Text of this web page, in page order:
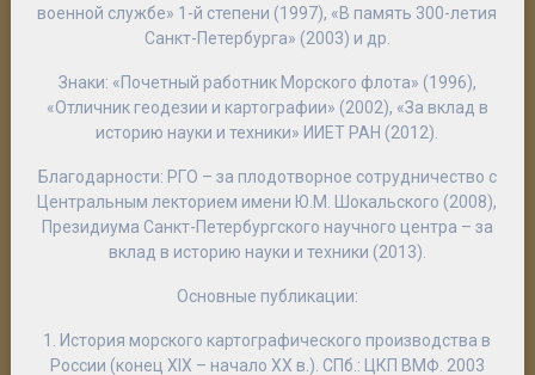
военной службе» 1-й степени (1997), «В память 300-летия
Санкт-Петербурга» (2003) и др.
Знаки: «Почетный работник Морского флота» (1996),
«Отличник геодезии и картографии» (2002), «За вклад в
историю науки и техники» ИИЕТ РАН (2012).
Благодарности: РГО – за плодотворное сотрудничество с
Центральным лекторием имени Ю.М. Шокальского (2008),
Президиума Санкт-Петербургского научного центра – за
вклад в историю науки и техники (2013).
Основные публикации:
1. История морского картографического производства в
России (конец XIX – начало XX в.). СПб.: ЦКП ВМФ. 2003